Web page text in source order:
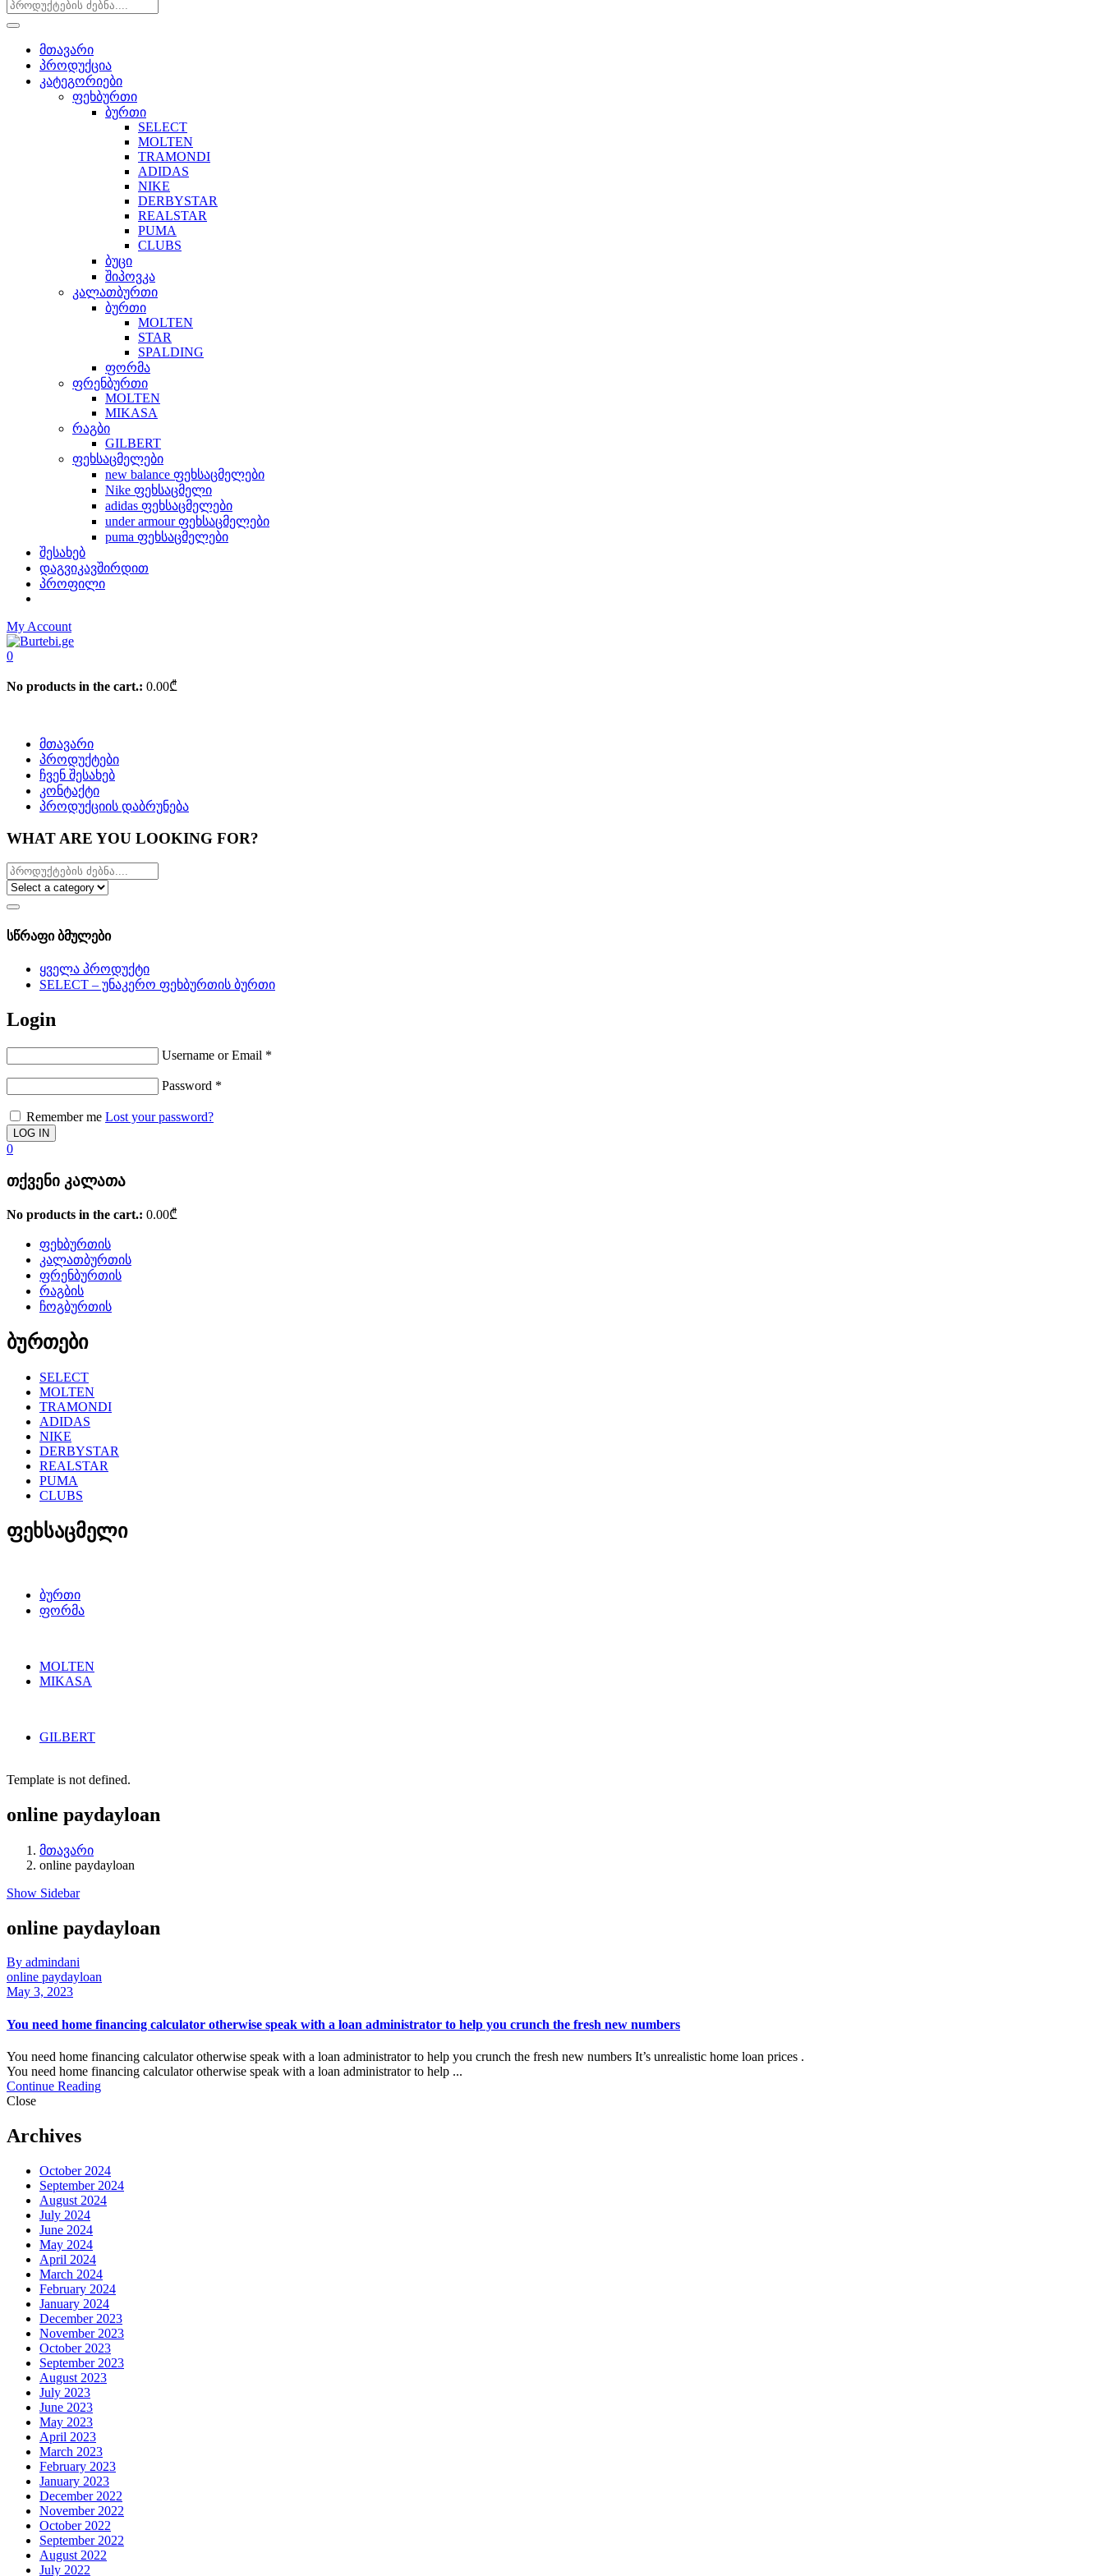
მთავარი
პროდუქცია
კატეგორიები
ფეხბურთი
ბურთი
SELECT
MOLTEN
TRAMONDI
ADIDAS
NIKE
DERBYSTAR
REALSTAR
PUMA
CLUBS
ბუცი
შიპოვკა
კალათბურთი
ბურთი
MOLTEN
STAR
SPALDING
ფორმა
ფრენბურთი
MOLTEN
MIKASA
რაგბი
GILBERT
ფეხსაცმელები
new balance ფეხსაცმელები
Nike ფეხსაცმელი
adidas ფეხსაცმელები
under armour ფეხსაცმელები
puma ფეხსაცმელები
შესახებ
დაგვიკავშირდით
პროფილი
My Account
0
No products in the cart.: 0.00₾
მთავარი
პროდუქტები
ჩვენ შესახებ
კონტაქტი
პროდუქციის დაბრუნება
WHAT ARE YOU LOOKING FOR?
სწრაფი ბმულები
ყველა პროდუქტი
SELECT – უნაკერო ფეხბურთის ბურთი
Login
Username or Email *
Password *
Remember me Lost your password?
0
თქვენი კალათა
No products in the cart.: 0.00₾
ფეხბურთის
კალათბურთის
ფრენბურთის
რაგბის
ჩოგბურთის
ბურთები
SELECT
MOLTEN
TRAMONDI
ADIDAS
NIKE
DERBYSTAR
REALSTAR
PUMA
CLUBS
ფეხსაცმელი
ბურთი
ფორმა
MOLTEN
MIKASA
GILBERT
Template is not defined.
online paydayloan
მთავარი
online paydayloan
Show Sidebar
online paydayloan
By admindani
online paydayloan
May 3, 2023
You need home financing calculator otherwise speak with a loan administrator to help you crunch the fresh new numbers
You need home financing calculator otherwise speak with a loan administrator to help you crunch the fresh new numbers It’s unrealistic home loan prices .
You need home financing calculator otherwise speak with a loan administrator to help ...
Continue Reading
Close
Archives
October 2024
September 2024
August 2024
July 2024
June 2024
May 2024
April 2024
March 2024
February 2024
January 2024
December 2023
November 2023
October 2023
September 2023
August 2023
July 2023
June 2023
May 2023
April 2023
March 2023
February 2023
January 2023
December 2022
November 2022
October 2022
September 2022
August 2022
July 2022